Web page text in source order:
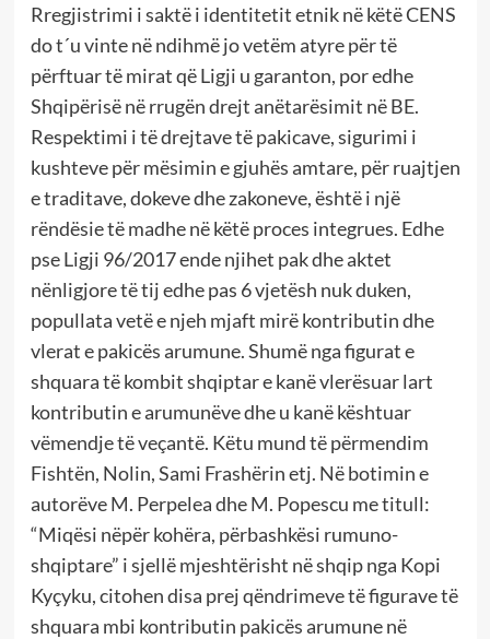
Rregjistrimi i saktë i identitetit etnik në këtë CENS
do t´u vinte në ndihmë jo vetëm atyre për të
përftuar të mirat që Ligji u garanton, por edhe
Shqipërisë në rrugën drejt anëtarësimit në BE.
Respektimi i të drejtave të pakicave, sigurimi i
kushteve për mësimin e gjuhës amtare, për ruajtjen
e traditave, dokeve dhe zakoneve, është i një
rëndësie të madhe në këtë proces integrues. Edhe
pse Ligji 96/2017 ende njihet pak dhe aktet
nënligjore të tij edhe pas 6 vjetësh nuk duken,
popullata vetë e njeh mjaft mirë kontributin dhe
vlerat e pakicës arumune. Shumë nga figurat e
shquara të kombit shqiptar e kanë vlerësuar lart
kontributin e arumunëve dhe u kanë kështuar
vëmendje të veçantë. Këtu mund të përmendim
Fishtën, Nolin, Sami Frashërin etj. Në botimin e
autorëve M. Perpelea dhe M. Popescu me titull:
“Miqësi nëpër kohëra, përbashkësi rumuno-
shqiptare” i sjellë mjeshtërisht në shqip nga Kopi
Kyçyku, citohen disa prej qëndrimeve të figurave të
shquara mbi kontributin pakicës arumune në